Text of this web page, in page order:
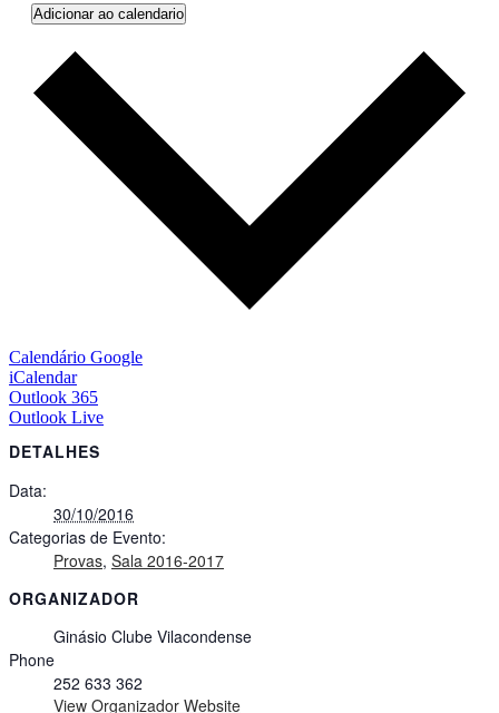
Adicionar ao calendario
Calendário Google
iCalendar
Outlook 365
Outlook Live
DETALHES
Data:
30/10/2016
Categorias de Evento:
Provas, Sala 2016-2017
ORGANIZADOR
Ginásio Clube Vilacondense
Phone
252 633 362
View Organizador Website